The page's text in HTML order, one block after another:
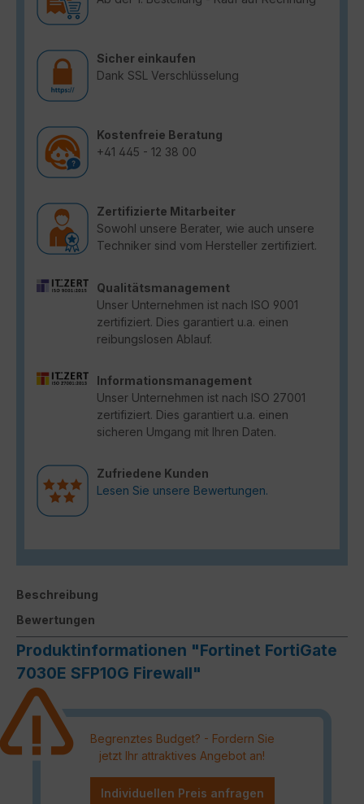
Sicher einkaufen
Dank SSL Verschlüsselung
Kostenfreie Beratung
+41 445 - 12 38 00
Zertifizierte Mitarbeiter
Sowohl unsere Berater, wie auch unsere
Techniker sind vom Hersteller zertifiziert.
Qualitätsmanagement
Unser Unternehmen ist nach ISO 9001
zertifiziert. Dies garantiert u.a. einen
reibungslosen Ablauf.
Informationsmanagement
Unser Unternehmen ist nach ISO 27001
zertifiziert. Dies garantiert u.a. einen
sicheren Umgang mit Ihren Daten.
Zufriedene Kunden
Lesen Sie unsere Bewertungen.
Beschreibung
Bewertungen
Produktinformationen "Fortinet FortiGate
7030E SFP10G Firewall"
Begrenztes Budget? - Fordern Sie
jetzt Ihr attraktives Angebot an!
Individuellen Preis anfragen